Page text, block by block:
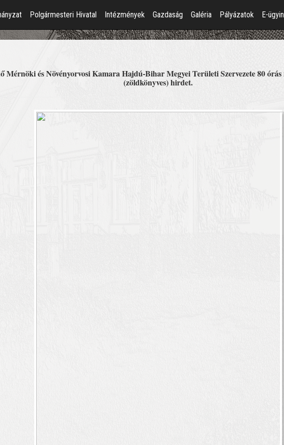
Polgármesteri Hivatal Intézmények Gazdaság Galéria Pályázatok E-
Mérnöki és Növényorvosi Kamara Hajdú-Bihar Megyei Területi Szervezete 80
(zöldkönyves) hirdet.